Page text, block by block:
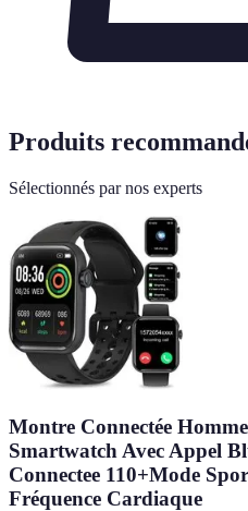
Produits
Sélectionnés par nos experts
Montre Connectée
Smartwatch Avec Appel
Connectee 110+Mode
Fréquence Cardiaque